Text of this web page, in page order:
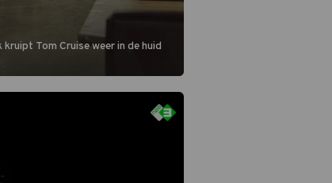
Tom Cruise weer in de huid